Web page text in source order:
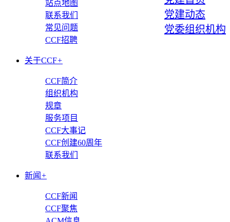
党建动态
党委组织机构
站点地图
联系我们
常见问题
CCF招聘
关于CCF+
CCF简介
组织机构
规章
服务项目
CCF大事记
CCF创建60周年
联系我们
新闻 +
CCF新闻
CCF聚焦